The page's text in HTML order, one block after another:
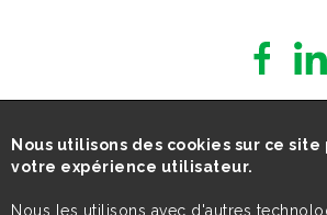
Nous utilisons des cookies sur ce
votre expérience utilisateur.
Nous les utilisons avec d'autres